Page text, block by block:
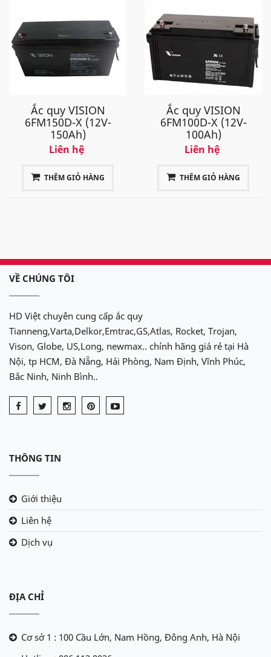
Ắc quy VISION
6FM150D-X (12V-
150Ah)
Liên hệ
THÊM GIỎ HÀNG
Ắc quy VISION
6FM100D-X (12V-
100Ah)
Liên hệ
THÊM GIỎ HÀNG
VỀ CHÚNG TÔI
HD Việt chuyên cung cấp ắc quy
Tianneng,Varta,Delkor,Emtrac,GS,Atlas, Rocket, Trojan,
Vison, Globe, US,Long, newmax.. chính hãng giá rẻ tại Hà
Nội, tp HCM, Đà Nẵng, Hải Phòng, Nam Định, Vĩnh Phúc,
Bắc Ninh, Ninh Bình..
THÔNG TIN
Giới thiệu
Liên hệ
Dịch vụ
ĐỊA CHỈ
Cơ sở 1 : 100 Cầu Lớn, Nam Hồng, Đông Anh, Hà Nội